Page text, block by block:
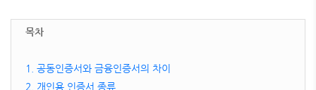
목차
1. 공동인증서와 금융인증서의 차이
2. 개인용 인증서 종류